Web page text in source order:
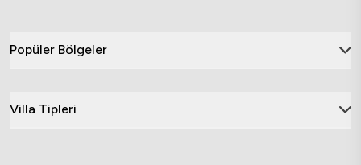
Popüler Bölgeler
Villa Tipleri